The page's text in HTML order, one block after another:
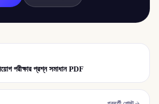
পরীক্ষার প্রশ্ন সমাধান PDF